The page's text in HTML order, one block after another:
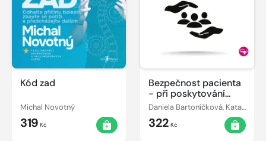
Kód zad
Michal Novotný
319 Kč
Bezpečnost pacienta
- při poskytování
ošetřovatelské péče Daniela Bartoníčková, Katarína Žiaková
322 Kč